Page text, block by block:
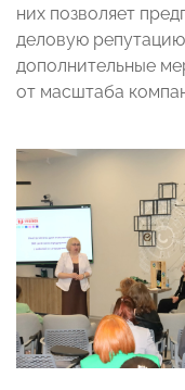
них позволяет
деловую
дополнительные
от масштаба